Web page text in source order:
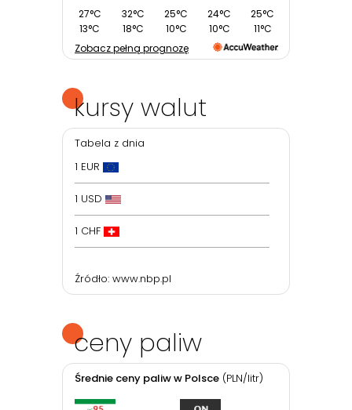
27°C
13°C
32°C
18°C
25°C
10°C
24°C
10°C
25°C
11°C
Zobacz pełną prognozę
ceny paliw
Średnie ceny paliw w Polsce (PLN/litr)
kursy walut
Tabela z dnia
1 EUR
1 USD
1 CHF
Źródło: www.nbp.pl